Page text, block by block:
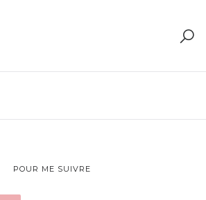
POUR ME SUIVRE